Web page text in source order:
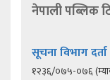
नेपाली पब्लिक
सूचना विभाग
१२३६/०७५-०७६ (म्याक